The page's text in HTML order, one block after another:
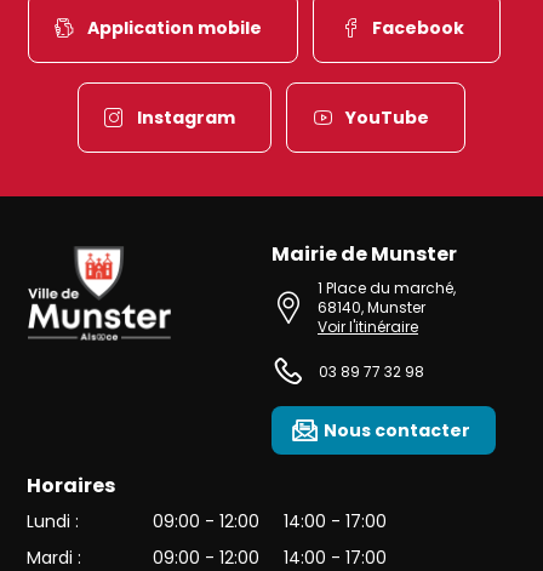
Application mobile Facebook
Instagram YouTube
Ville de Munster (Alsace) Située au cœur de l’Alsace et de l’une
Mairie de Munster
1 Place du marché,
68140,Munster
Voir l'itinéraire
03 89 77 32 98
Nous contacter
Horaires
Lundi : 09:00 - 12:00
14:00 - 17:00
Mardi :
09:00 - 12:00
14:00 - 17:00